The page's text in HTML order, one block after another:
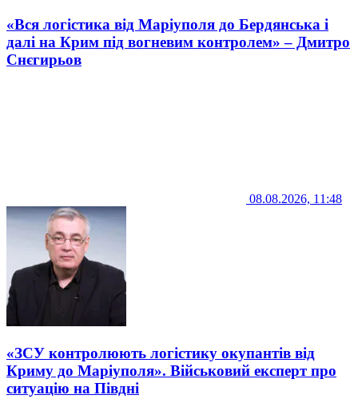
«Вся логістика від Маріуполя до Бердянська і
далі на Крим під вогневим контролем» – Дмитро
Снєгирьов
08.08.2026, 11:48
«ЗСУ контролюють логістику окупантів від
Криму до Маріуполя». Військовий експерт про
ситуацію на Півдні